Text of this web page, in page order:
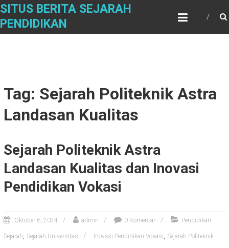
Skip
content
SITUS BERITA SEJARAH
PENDIDIKAN
Tag: Sejarah Politeknik Astra
Landasan Kualitas
Sejarah Politeknik Astra
Landasan Kualitas dan Inovasi
Pendidikan Vokasi
Oktober 6, 2024 admin 0 Komentar Pendidikan
Sejarah, Sejarah Universitas Inovasi Pendidikan Vokasi, Sejarah Politeknik